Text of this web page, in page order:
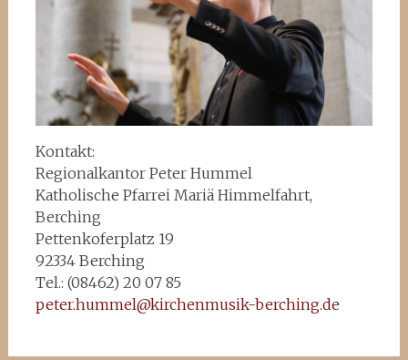
Kontakt:
Regionalkantor Peter Hummel
Katholische Pfarrei Mariä Himmelfahrt,
Berching
Pettenkoferplatz 19
92334 Berching
Tel.: (08462) 20 07 85
peter.hummel@kirchenmusik-berching.de